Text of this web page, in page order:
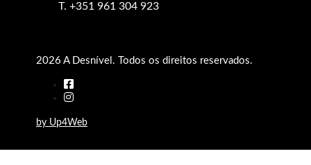
T. +351 961 304 923
2026 A Desnível. Todos os direitos reservados.
by Up4Web